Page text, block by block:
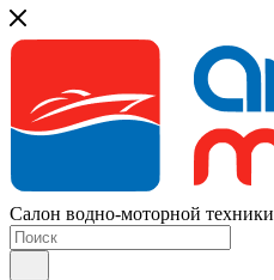
Салон водно-моторной техники